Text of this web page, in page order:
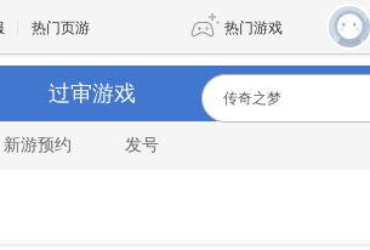
热门页游 热门游戏
魔兽 DNF
过审游戏
新游预约 发号